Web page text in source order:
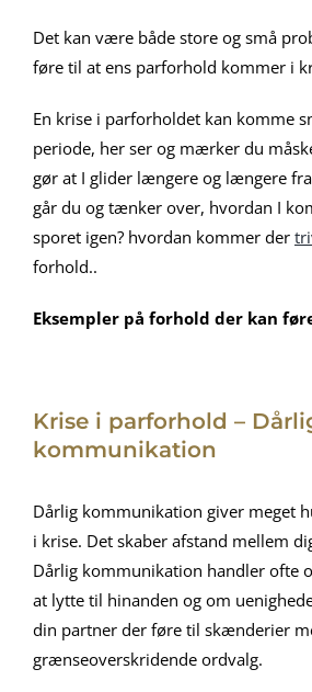
Det kan være både store og små
føre til at ens parforhold kommer i
En krise i parforholdet kan komme
periode, her ser og mærker du
gør at I glider længere og længere
går du og tænker over, hvordan I
sporet igen? hvordan kommer der
forhold..
Eksempler på forhold der kan
Krise i parforhold –
kommunikation
Dårlig kommunikation giver meget
i krise. Det skaber afstand mellem
Dårlig kommunikation handler ofte
at lytte til hinanden og om
din partner der føre til skænderier
grænseoverskridende ordvalg.